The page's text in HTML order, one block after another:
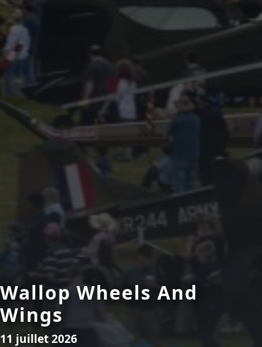
Wallop Wheels And
Wings
11 juillet 2026